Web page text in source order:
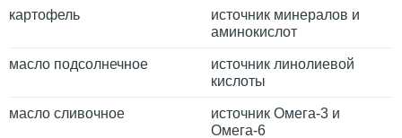
картофель
источник минералов и
аминокислот
масло подсолнечное
источник линолиевой
кислоты
масло сливочное
источник Омега-3 и
Омега-6